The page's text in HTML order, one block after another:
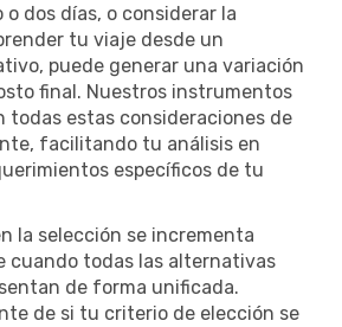
dos días, o considerar la
tu viaje desde un
puede generar una variación
final. Nuestros instrumentos
todas estas consideraciones de
facilitando tu análisis en
específicos de tu
la selección se incrementa
cuando todas las alternativas
de forma unificada.
de si tu criterio de elección se